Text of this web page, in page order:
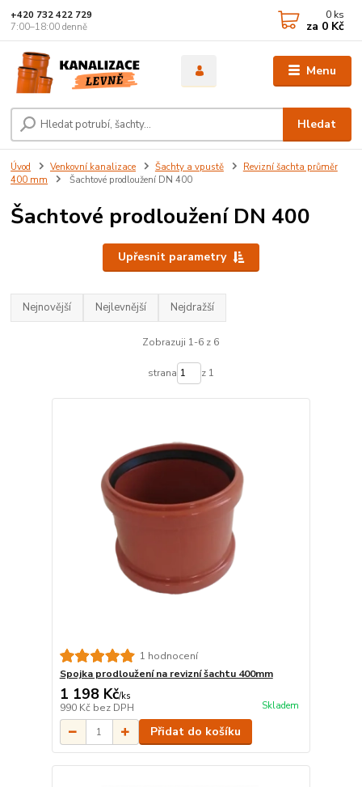
Menu
Hledat
+420 732 422 729
7:00–18:00 denně
0 ks
za 0 Kč
Úvod Venkovní kanalizace Šachty a vpustě
Revizní šachta průměr
400 mm
Šachtové prodloužení DN 400
Šachtové prodloužení DN 400
Upřesnit parametry
Nejnovější Nejlevnější Nejdražší
Zobrazuji 1-6 z 6
strana z 1
1 hodnocení
Spojka prodloužení na revizní šachtu 400mm
1 198 Kč/ks
990 Kč bez DPH Skladem
Přidat do košíku